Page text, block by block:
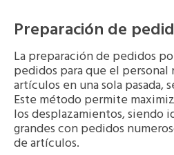
Preparación de
La preparación de pedidos
pedidos para que el
artículos en una sola pasada,
Este método permite
los desplazamientos, siendo
grandes con pedidos
de artículos.